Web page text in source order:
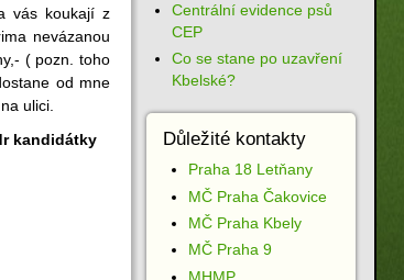
vás koukají z
nevázanou
- ( pozn. toho
od mne
ulici.
kandidátky
Centrální evidence psů
CEP
Co se stane po uzavření
Kbelské?
Důležité kontakty
Praha 18 Letňany
MČ Praha Čakovice
MČ Praha Kbely
MČ Praha 9
MHMP